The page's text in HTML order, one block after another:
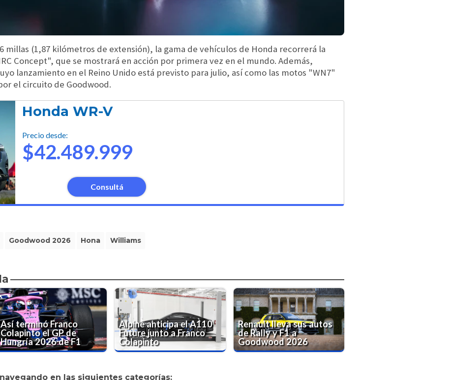
millas (1,87 kilómetros de extensión), la gama de vehículos de Honda recorrerá la
Concept", que se mostrará en acción por primera vez en el mundo. Además,
lanzamiento en el Reino Unido está previsto para julio, así como las motos "WN7"
el circuito de Goodwood.
Honda WR-V
Precio desde:
$42.489.999
Consultá
Goodwood 2026 Hona Williams
Así terminó Franco
Colapinto el GP de
Hungría 2026 de F1
Alpine anticipa el A110
Future junto a Franco
Colapinto
Renault lleva sus autos
de Rally y F1 a
Goodwood 2026
en las siguientes categorías: